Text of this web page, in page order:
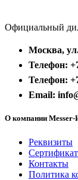
Официальный
Москва,
Телефон:
Телефон:
Email:
О компании Messer-
Реквизиты
Сертификат
Контакты
Политика